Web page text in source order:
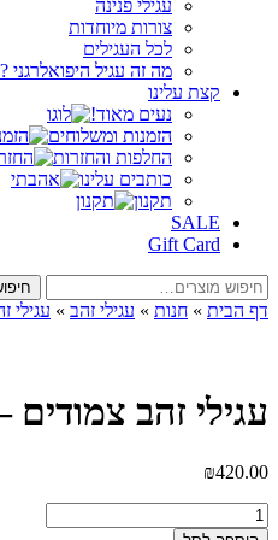
עגילי פנינה
צורות מיוחדות
לכל העגילים
מה זה עגיל היפואלרגני ?
קצת עלינו
נעים מאוד!
הזמנות ומשלוחים
החלפות והחזרות
כותבים עלינו
תקנון
SALE
Gift Card
חיפוש
עבור:
דף הבית » חנות » עגילי זהב » עגילי
עגילי זהב
₪420.00
כמות
של